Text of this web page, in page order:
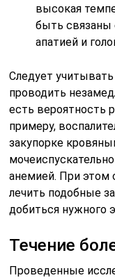
высокая
быть связаны
апатией и
Следует
проводить
есть вероятность
примеру,
закупорке
анемией. При этом
лечить подобные
добиться нужного
Течение
Проведенные